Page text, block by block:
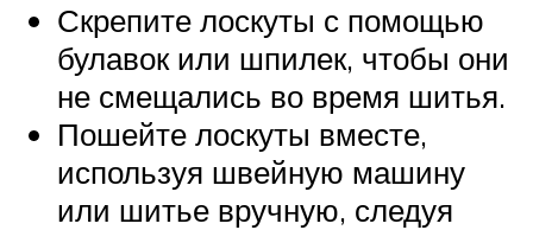
Скрепите лоскуты с помощью
булавок или шпилек, чтобы они
не смещались во время шитья.
Пошейте лоскуты вместе,
используя швейную машину
или шитье вручную, следуя